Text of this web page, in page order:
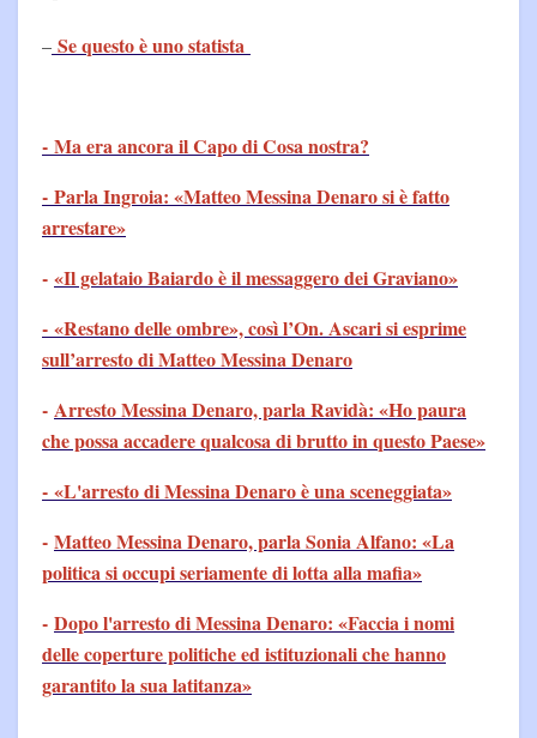
– Se questo è uno statista
- Ma era ancora il Capo di Cosa nostra?
- Parla Ingroia: «Matteo Messina Denaro si è fatto
arrestare»
- «Il gelataio Baiardo è il messaggero dei Graviano»
- «Restano delle ombre», così l’On. Ascari si esprime
sull’arresto di Matteo Messina Denaro
- Arresto Messina Denaro, parla Ravidà: «Ho paura
che possa accadere qualcosa di brutto in questo Paese»
- «L'arresto di Messina Denaro è una sceneggiata»
- Matteo Messina Denaro, parla Sonia Alfano: «La
politica si occupi seriamente di lotta alla mafia»
- Dopo l'arresto di Messina Denaro: «Faccia i nomi
delle coperture politiche ed istituzionali che hanno
garantito la sua latitanza»